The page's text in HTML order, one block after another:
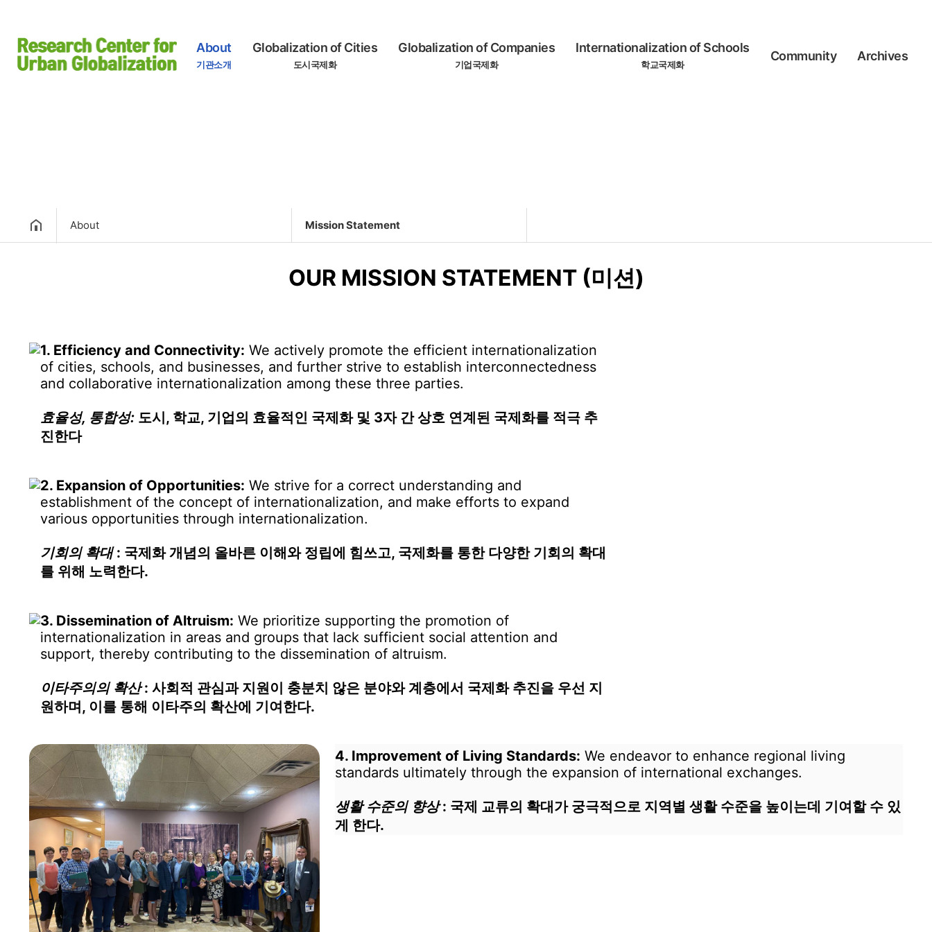
About
기관소개
Globalization of Cities
도시국제화
Globalization of Companies
기업국제화
Internationalization of Schools
학교국제화
Community Archives
About
Internationalization of Schools
Community
Archives
Mission Statement
History of Our Center
OUR MISSION STATEMENT (미션)
1. Efficiency and Connectivity: We actively promote the efficient internationalization
of cities, schools, and businesses, and further strive to establish interconnectedness
and collaborative internationalization among these three parties.
효율성, 통합성: 도시, 학교, 기업의 효율적인 국제화 및 3자 간 상호 연계된 국제화를 적극 추
진한다
2. Expansion of Opportunities: We strive for a correct understanding and
establishment of the concept of internationalization, and make efforts to expand
various opportunities through internationalization.
기회의 확대: 국제화 개념의 올바른 이해와 정립에 힘쓰고, 국제화를 통한 다양한 기회의 확대
를 위해 노력한다.
3. Dissemination of Altruism: We prioritize supporting the promotion of
internationalization in areas and groups that lack sufficient social attention and
support, thereby contributing to the dissemination of altruism.
이타주의의 확산: 사회적 관심과 지원이 충분치 않은 분야와 계층에서 국제화 추진을 우선 지
원하며, 이를 통해 이타주의 확산에 기여한다.
4. Improvement of Living Standards: We endeavor to enhance regional living
standards ultimately through the expansion of international exchanges.
생활 수준의 향상: 국제 교류의 확대가 궁극적으로 지역별 생활 수준을 높이는데 기여할 수 있
게 한다.